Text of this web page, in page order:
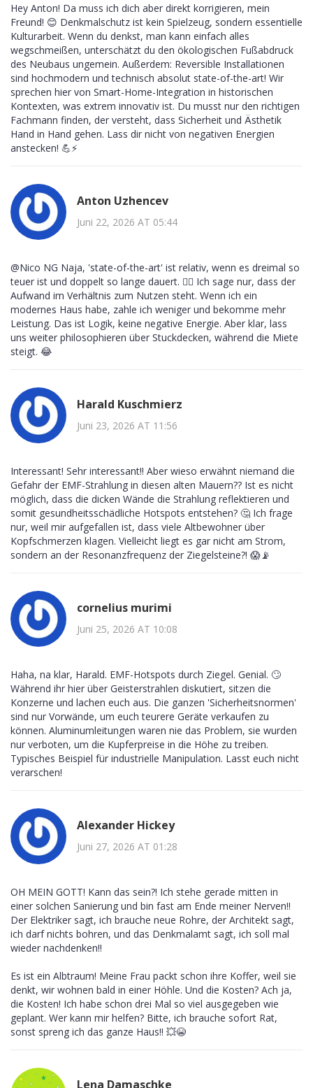
Hey Anton! Da muss ich dich aber direkt korrigieren, mein
Freund! 😊 Denkmalschutz ist kein Spielzeug, sondern essentielle
Kulturarbeit. Wenn du denkst, man kann einfach alles
wegschmeißen, unterschätzt du den ökologischen Fußabdruck
des Neubaus ungemein. Außerdem: Reversible Installationen
sind hochmodern und technisch absolut state-of-the-art! Wir
sprechen hier von Smart-Home-Integration in historischen
Kontexten, was extrem innovativ ist. Du musst nur den richtigen
Fachmann finden, der versteht, dass Sicherheit und Ästhetik
Hand in Hand gehen. Lass dir nicht von negativen Energien
anstecken! 💪⚡
Anton Uzhencev
Juni 22, 2026 AT 05:44
@Nico NG Naja, 'state-of-the-art' ist relativ, wenn es dreimal so
teuer ist und doppelt so lange dauert. 🤷‍♂️ Ich sage nur, dass der
Aufwand im Verhältnis zum Nutzen steht. Wenn ich ein
modernes Haus habe, zahle ich weniger und bekomme mehr
Leistung. Das ist Logik, keine negative Energie. Aber klar, lass
uns weiter philosophieren über Stuckdecken, während die Miete
steigt. 😂
Harald Kuschmierz
Juni 23, 2026 AT 11:56
Interessant! Sehr interessant!! Aber wieso erwähnt niemand die
Gefahr der EMF-Strahlung in diesen alten Mauern?? Ist es nicht
möglich, dass die dicken Wände die Strahlung reflektieren und
somit gesundheitsschädliche Hotspots entstehen? 🤔 Ich frage
nur, weil mir aufgefallen ist, dass viele Altbewohner über
Kopfschmerzen klagen. Vielleicht liegt es gar nicht am Strom,
sondern an der Resonanzfrequenz der Ziegelsteine?! 😱📡
cornelius murimi
Juni 25, 2026 AT 10:08
Haha, na klar, Harald. EMF-Hotspots durch Ziegel. Genial. 🙄
Während ihr hier über Geisterstrahlen diskutiert, sitzen die
Konzerne und lachen euch aus. Die ganzen 'Sicherheitsnormen'
sind nur Vorwände, um euch teurere Geräte verkaufen zu
können. Aluminumleitungen waren nie das Problem, sie wurden
nur verboten, um die Kupferpreise in die Höhe zu treiben.
Typisches Beispiel für industrielle Manipulation. Lasst euch nicht
verarschen!
Alexander Hickey
Juni 27, 2026 AT 01:28
OH MEIN GOTT! Kann das sein?! Ich stehe gerade mitten in
einer solchen Sanierung und bin fast am Ende meiner Nerven!!
Der Elektriker sagt, ich brauche neue Rohre, der Architekt sagt,
ich darf nichts bohren, und das Denkmalamt sagt, ich soll mal
wieder nachdenken!!
Es ist ein Albtraum! Meine Frau packt schon ihre Koffer, weil sie
denkt, wir wohnen bald in einer Höhle. Und die Kosten? Ach ja,
die Kosten! Ich habe schon drei Mal so viel ausgegeben wie
geplant. Wer kann mir helfen? Bitte, ich brauche sofort Rat,
sonst spreng ich das ganze Haus!! 💥😭
Lena Damaschke